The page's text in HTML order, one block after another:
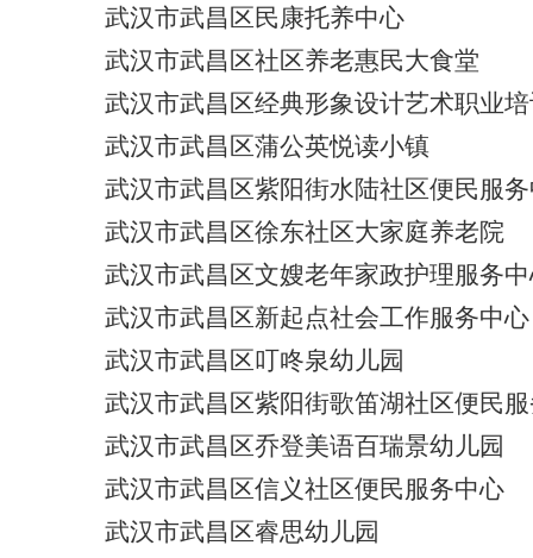
武汉市武昌区民康托养中心
武汉市武昌区社区养老惠民大食堂
武汉市武昌区经典形象设计艺术职业
武汉市武昌区蒲公英悦读小镇
武汉市武昌区紫阳街水陆社区便民服
武汉市武昌区徐东社区大家庭养老院
武汉市武昌区文嫂老年家政护理服务
武汉市武昌区新起点社会工作服务中心
武汉市武昌区叮咚泉幼儿园
武汉市武昌区紫阳街歌笛湖社区便民
武汉市武昌区乔登美语百瑞景幼儿园
武汉市武昌区信义社区便民服务中心
武汉市武昌区睿思幼儿园